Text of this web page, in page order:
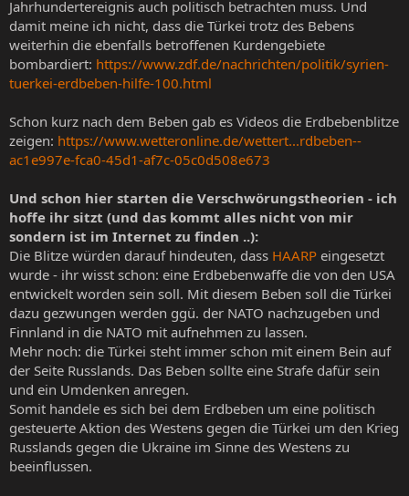
Jahrhundertereignis auch politisch betrachten muss. Und
damit meine ich nicht, dass die Türkei trotz des Bebens
weiterhin die ebenfalls betroffenen Kurdengebiete
bombardiert: https://www.zdf.de/nachrichten/politik/syrien-
tuerkei-erdbeben-hilfe-100.html
Schon kurz nach dem Beben gab es Videos die Erdbebenblitze
zeigen: https://www.wetteronline.de/wettert...rdbeben--
ac1e997e-fca0-45d1-af7c-05c0d508e673
Und schon hier starten die Verschwörungstheorien - ich
hoffe ihr sitzt (und das kommt alles nicht von mir
sondern ist im Internet zu finden ..):
Die Blitze würden darauf hindeuten, dass HAARP eingesetzt
wurde - ihr wisst schon: eine Erdbebenwaffe die von den USA
entwickelt worden sein soll. Mit diesem Beben soll die Türkei
dazu gezwungen werden ggü. der NATO nachzugeben und
Finnland in die NATO mit aufnehmen zu lassen.
Mehr noch: die Türkei steht immer schon mit einem Bein auf
der Seite Russlands. Das Beben sollte eine Strafe dafür sein
und ein Umdenken anregen.
Somit handele es sich bei dem Erdbeben um eine politisch
gesteuerte Aktion des Westens gegen die Türkei um den Krieg
Russlands gegen die Ukraine im Sinne des Westens zu
beeinflussen.